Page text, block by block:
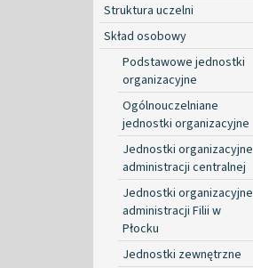
Struktura uczelni
Skład osobowy
Podstawowe jednostki
organizacyjne
Ogólnouczelniane
jednostki organizacyjne
Jednostki organizacyjne
administracji centralnej
Jednostki organizacyjne
administracji Filii w
Płocku
Jednostki zewnętrzne